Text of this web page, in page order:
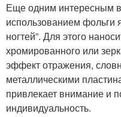
Еще одним интересным
использованием фольги
ногтей”. Для этого
хромированного или
эффект отражения,
металлическими
привлекает внимание и
индивидуальность.